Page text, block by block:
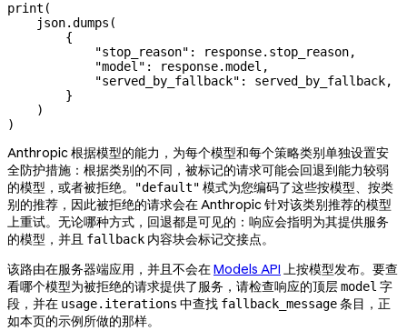
print (
    json.dumps(
        {
            "stop_reason"
: response.stop_reason,
            "model"
: response.model,
            "served_by_fallback"
: served_by_fallback,
        }
    )
)
Anthropic 根据模型的能力，为每个模型和每个策略类别单独设置安
全防护措施：根据类别的不同，被标记的请求可能会回退到能力较弱
的模型，或者被拒绝。
"default" 模式为您编码了这些按模型、按类
别的推荐，因此被拒绝的请求会在 Anthropic 针对该类别推荐的模型
上重试。无论哪种方式，回退都是可见的：响应会指明为其提供服务
的模型，并且 fallback 内容块会标记交接点。
该路由在服务器端应用，并且不会在Models API 上按模型发布。要查
看哪个模型为被拒绝的请求提供了服务，请检查响应的顶层model 字
段，并在 usage.iterations 中查找 fallback_message条目，正
如本页的示例所做的那样。